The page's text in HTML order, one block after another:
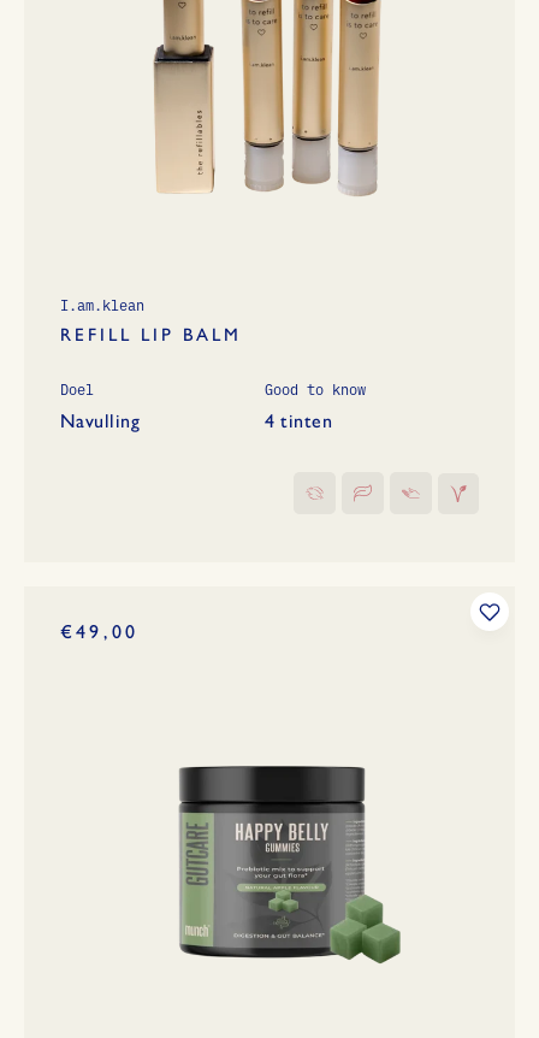
I.am.klean
REFILL LIP BALM
Doel
Navulling
Good to know
4 tinten
€49,00